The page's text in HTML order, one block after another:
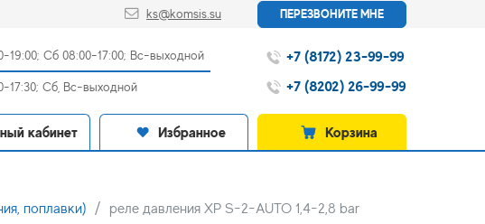
ks@komsis.su ПЕРЕЗВОНИТЕ МНЕ
19:00; Сб 08:00-17:00; Вс-выходной
17:30; Сб, Вс-выходной
+7 (8172) 23-99-99
+7 (8202) 26-99-99
кабинет Избранное Корзина
поплавки)
реле давления XP S-2-AUTO 1,4-2,8 bar